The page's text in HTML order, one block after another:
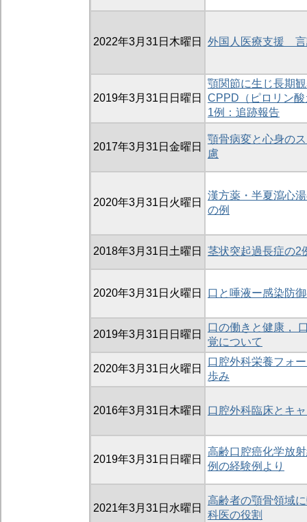
2022年3月31日木曜日 外国人医療支援 言
2019年3月31日日曜日
顎関節に生じ長期
CPPD（ピロリン
1例：追跡報告
2017年3月31日金曜日
顎骨病変と心身の
慮
2020年3月31日火曜日
漢方薬・半夏瀉心
の例
2018年3月31日土曜日 茎状突起過長症の2
2020年3月31日火曜日 口と唾液ー感染防
2019年3月31日日曜日
口の働きと健康，
覚について
2020年3月31日火曜日
口腔外科栄養フォ
歩み
2016年3月31日木曜日 口腔外科臨床とキ
2019年3月31日日曜日
高齢口腔癌化学放
例の経験例より
2021年3月31日水曜日
高齢者の顎骨領域
科医の役割